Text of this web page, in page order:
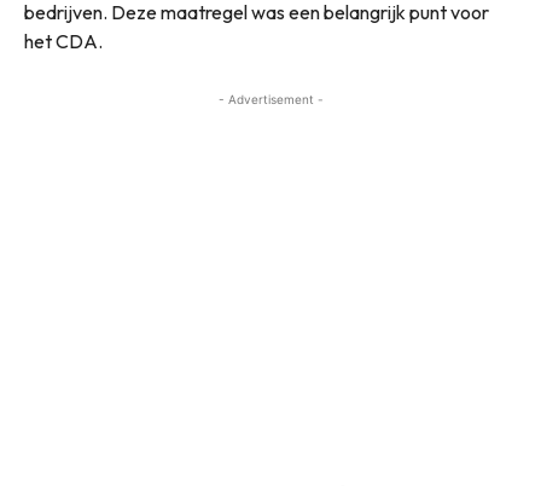
bedrijven. Deze maatregel was een belangrijk punt voor
het CDA.
- Advertisement -